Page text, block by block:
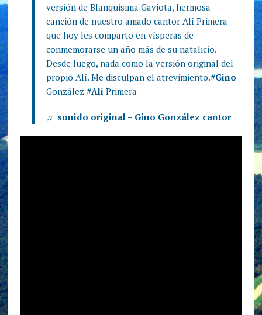
versión de Blanquisima Gaviota, hermosa
canción de nuestro amado cantor Alí Primera
que hoy les comparto en vísperas de
conmemorarse un año más de su natalicio.
Desde luego, nada como la versión original del
propio Alí. Me disculpan el atrevimiento.#Gino
González #Alí Primera
♬ sonido original – Gino González cantor